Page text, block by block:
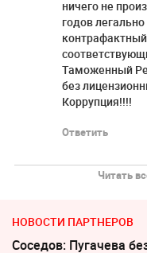
ничего не
годов
Таможенный
без
Коррупция!!!!
Ответить
Читать
НОВОСТИ ПАРТНЕРОВ
Соседов: Пугачева